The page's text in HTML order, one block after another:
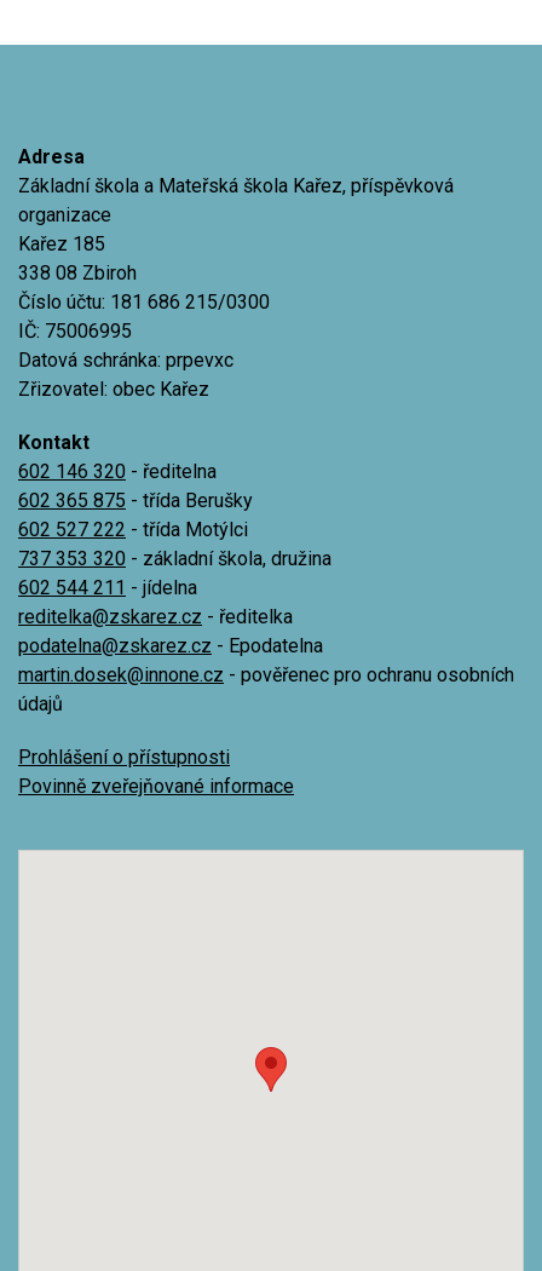
Adresa
Základní škola a Mateřská škola Kařez, příspěvková
organizace
Kařez 185
338 08 Zbiroh
Číslo účtu: 181 686 215/0300
IČ: 75006995
Datová schránka: prpevxc
Zřizovatel: obec Kařez
Kontakt
602 146 320 - ředitelna
602 365 875 - třída Berušky
602 527 222 - třída Motýlci
737 353 320 - základní škola, družina
602 544 211 - jídelna
reditelka@zskarez.cz - ředitelka
podatelna@zskarez.cz - Epodatelna
martin.dosek@innone.cz - pověřenec pro ochranu osobních
údajů
Prohlášení o přístupnosti
Povinně zveřejňované informace